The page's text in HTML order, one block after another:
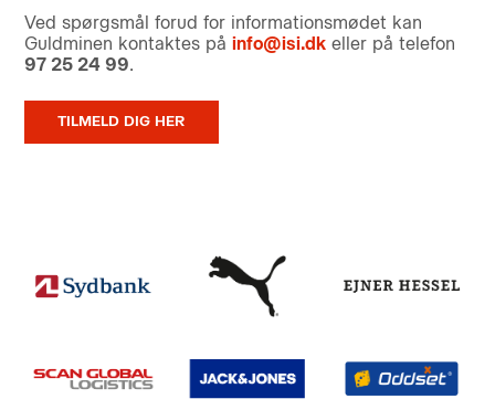
Ved spørgsmål forud for informationsmødet kan
Guldminen kontaktes på info@isi.dkeller på telefon
97 25 24 99.
TILMELD DIG HER